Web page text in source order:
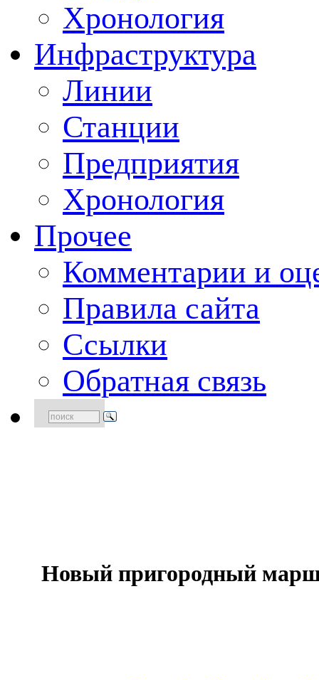
Хронология
Инфраструктура
Линии
Станции
Предприятия
Хронология
Прочее
Комментарии и
Правила сайта
Ссылки
Обратная связь
Новый пригородный